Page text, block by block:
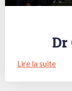
Dr
Lire la suite